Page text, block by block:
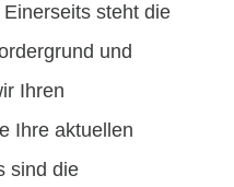
steht die
und
Ihren
Ihre aktuellen
sind die